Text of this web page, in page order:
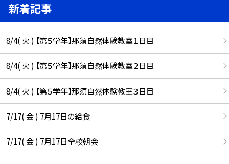
新着記事
8/4( 火 ) 【第５学年】那須自然体験教室１日目
8/4( 火 ) 【第５学年】那須自然体験教室２日目
8/4( 火 ) 【第５学年】那須自然体験教室３日目
7/17( 金 ) 7月17日の給食
7/17( 金 ) 7月17日全校朝会